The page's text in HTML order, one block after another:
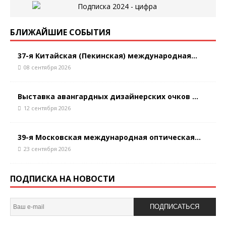
БЛИЖАЙШИЕ СОБЫТИЯ
37-я Китайская (Пекинская) международная...
08 сентября 2026
Выставка авангардных дизайнерских очков ...
12 сентября 2026
39-я Московская международная оптическая...
23 сентября 2026
ПОДПИСКА НА НОВОСТИ
ПОДПИСАТЬСЯ